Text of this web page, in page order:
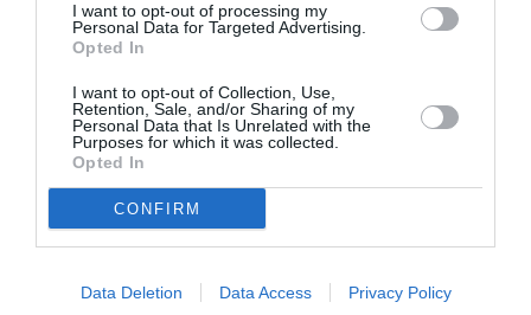
I want to opt-out of processing my
Personal Data for Targeted Advertising.
Opted In
I want to opt-out of Collection, Use,
Retention, Sale, and/or Sharing of my
Personal Data that Is Unrelated with the
Purposes for which it was collected.
Opted In
CONFIRM
Data Deletion Data Access Privacy Policy
Σταύρος Ξαρχάκος:
Ταξίδι στο φως στο
Θέατρο Λυκαβηττού
Η Μουσική
Τεχνόπολη 2026
υποδέχεται έναν
συναυλιακό